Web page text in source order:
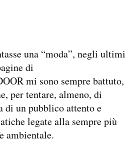
una “moda”, negli ultimi
di
mi sono sempre battuto,
per tentare, almeno, di
di un pubblico attento e
legate alla sempre più
ambientale.